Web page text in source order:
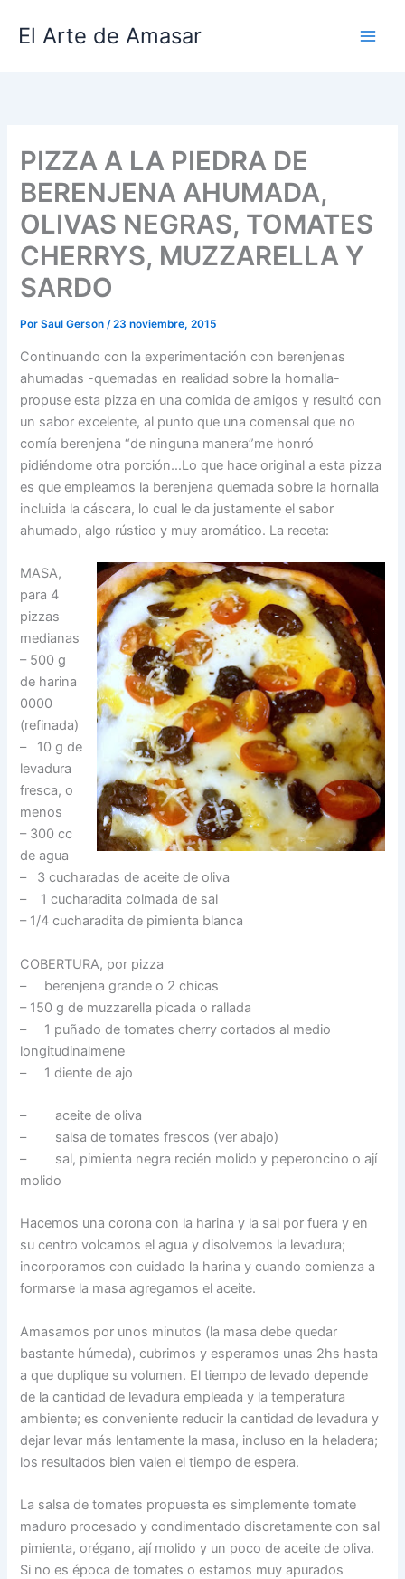
El Arte de Amasar
PIZZA A LA PIEDRA DE
BERENJENA AHUMADA,
OLIVAS NEGRAS, TOMATES
CHERRYS, MUZZARELLA Y
SARDO
PorSaul Gerson/23 noviembre, 2015
Continuando con la experimentación con berenjenas
ahumadas -quemadas en realidad sobre la hornalla-
propuse esta pizza en una comida de amigos y resultó con
un sabor excelente, al punto que una comensal que no
comía berenjena “de ninguna manera”me honró
pidiéndome otra porción…Lo que hace original a esta pizza
es que empleamos la berenjena quemada sobre la hornalla
incluida la cáscara, lo cual le da justamente el sabor
ahumado, algo rústico y muy aromático. La receta:
MASA,
para 4
pizzas
medianas
– 500 g
de harina
0000
(refinada)
– 10 g de
levadura
fresca, o
menos
– 300 cc
de agua
– 3 cucharadas de aceite de oliva
– 1 cucharadita colmada de sal
– 1/4 cucharadita de pimienta blanca
COBERTURA, por pizza
– berenjena grande o 2 chicas
– 150 g de muzzarella picada o rallada
– 1 puñado de tomates cherry cortados al medio
longitudinalmene
– 1 diente de ajo
– aceite de oliva
– salsa de tomates frescos (ver abajo)
– sal, pimienta negra recién molido y peperoncino o ají
molido
Hacemos una corona con la harina y la sal por fuera y en
su centro volcamos el agua y disolvemos la levadura;
incorporamos con cuidado la harina y cuando comienza a
formarse la masa agregamos el aceite.
Amasamos por unos minutos (la masa debe quedar
bastante húmeda), cubrimos y esperamos unas 2hs hasta
a que duplique su volumen. El tiempo de levado depende
de la cantidad de levadura empleada y la temperatura
ambiente; es conveniente reducir la cantidad de levadura y
dejar levar más lentamente la masa, incluso en la heladera;
los resultados bien valen el tiempo de espera.
La salsa de tomates propuesta es simplemente tomate
maduro procesado y condimentado discretamente con sal
pimienta, orégano, ají molido y un poco de aceite de oliva.
Si no es época de tomates o estamos muy apurados